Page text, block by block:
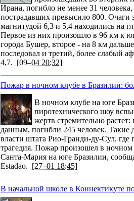
Ирана, погибло не менее 31
пострадавших превысило 800. Очаги
магнитудой 6,3 и 5,4 находились на
Первое из них произошло в 96 км к
города Бушер, второе - на 8 км
последовал и третий, более слабый
4,7. [09–04 20:32]
Пожар в ночном клубе в Бразилии:
В ночном клубе на юге
пиротехнического шоу
жертв стремительно
данным, погибли 245 человек. Такие
власти штата Рио-Гранди-ду-Сул, где
трагедия. Пожар произошел в ночном
Санта-Мария на юге Бразилии,
Estadao. [27–01 18:45]
В начальной школе в Коннектикуте